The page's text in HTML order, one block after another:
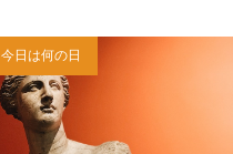
今日は何の日